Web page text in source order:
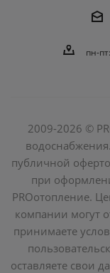
пн-
2009-2026 ©
публичной
при
PROотопление.
компании могут
принимаете
оставляете свои